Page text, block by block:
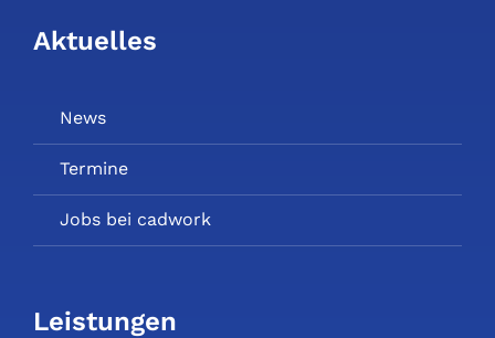
Aktuelles
News
Termine
Jobs bei cadwork
Leistungen